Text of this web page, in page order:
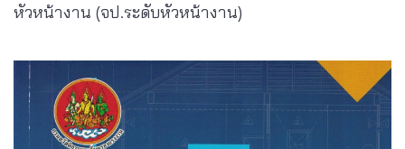
หัวหน้างาน (จป.ระดับหัวหน้างาน)